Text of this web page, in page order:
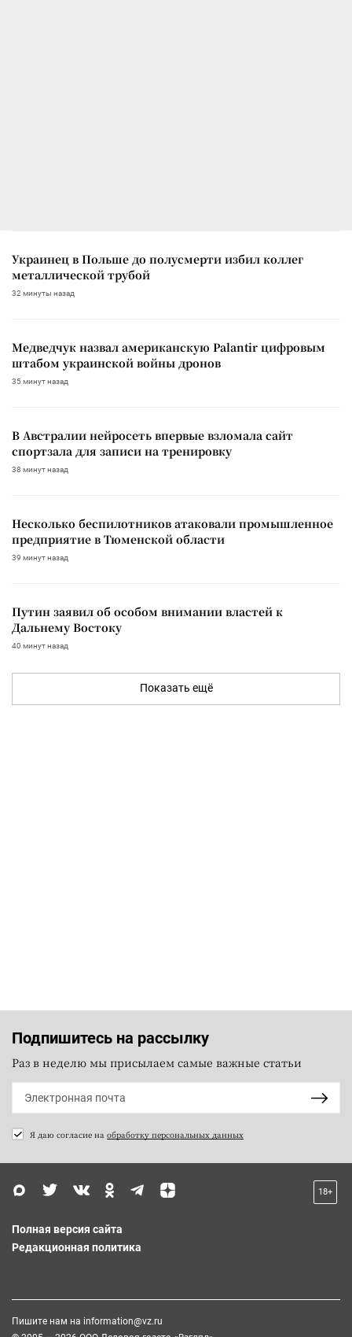
Украинец в Польше до полусмерти избил коллег
металлической трубой
32 минуты назад
Медведчук назвал американскую Palantir цифровым
штабом украинской войны дронов
35 минут назад
В Австралии нейросеть впервые взломала сайт
спортзала для записи на тренировку
38 минут назад
Несколько беспилотников атаковали промышленное
предприятие в Тюменской области
39 минут назад
Путин заявил об особом внимании властей к
Дальнему Востоку
40 минут назад
Показать ещё
Подпишитесь на рассылку
Раз в неделю мы присылаем самые важные статьи
Я даю согласие на обработку персональных данных
18+
Полная версия сайта
Редакционная политика
Пишите нам на information@vz.ru